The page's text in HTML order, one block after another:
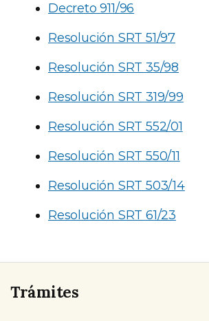
Decreto 911/96
Resolución SRT 51/97
Resolución SRT 35/98
Resolución SRT 319/99
Resolución SRT 552/01
Resolución SRT 550/11
Resolución SRT 503/14
Resolución SRT 61/23
Trámites